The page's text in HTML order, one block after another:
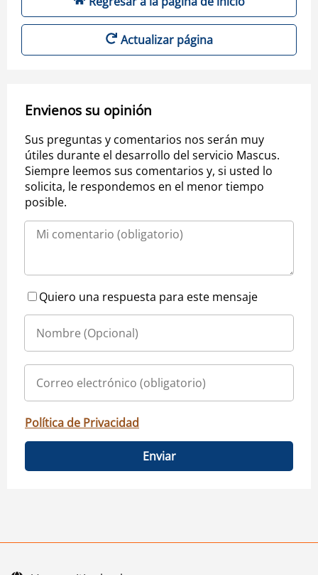
Actualizar página
Envienos su opinión
Sus preguntas y comentarios nos serán muy
útiles durante el desarrollo del servicio Mascus.
Siempre leemos sus comentarios y, si usted lo
solicita, le respondemos en el menor tiempo
posible.
Quiero una respuesta para este mensaje
Política de Privacidad
Enviar